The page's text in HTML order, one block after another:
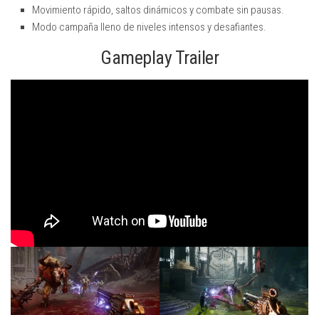
Movimiento rápido, saltos dinámicos y combate sin pausas.
Modo campaña lleno de niveles intensos y desafiantes.
Gameplay Trailer